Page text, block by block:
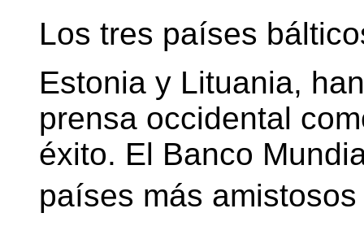
Los tres países
Estonia y Lituania,
prensa occidental
éxito. El Banco
países más